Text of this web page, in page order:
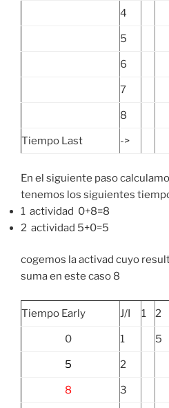
4
5
6
7
8
Tiempo Last ->
En el siguiente paso
tenemos los siguientes
1 actividad 0+8=8
2 actividad 5+0=5
cogemos la activad cuyo
suma en este caso 8
Tiempo Early J/I 1 2
0 1 5
5 2
8 3